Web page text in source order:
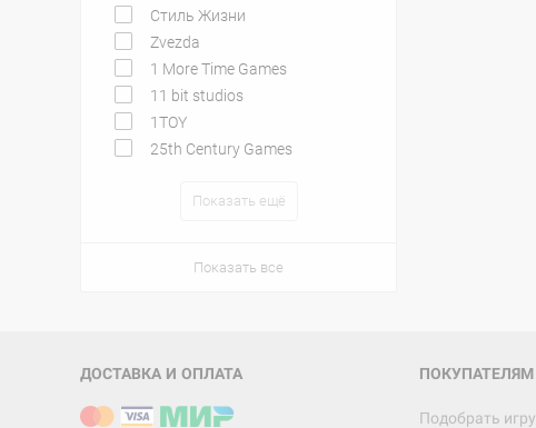
Стиль Жизни
Zvezda
1 More Time Games
11 bit studios
1TOY
25th Century Games
Показать ещё
Показать все
ДОСТАВКА И ОПЛАТА ПОКУПАТЕЛЯМ
Подобрать игру